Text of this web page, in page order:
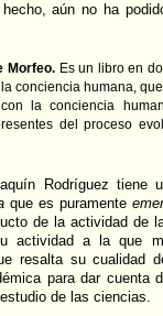
aún no ha
Morfeo. Es un libro en
conciencia humana,
la conciencia
del proceso
Rodríguez tiene
que es puramente
de la actividad de
actividad a la que
resalta su cualidad
para dar cuenta
de las ciencias.